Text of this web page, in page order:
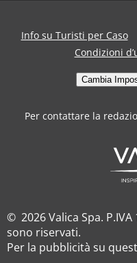
Info su Turisti per Caso
Condizioni
Cambia
Per contattare la
© 2026 Valica Spa.
sono riservati.
Per la pubblicità su